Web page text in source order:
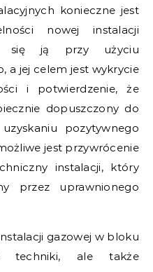
konieczne jest
nowej instalacji
się ją przy użyciu
a jej celem jest wykrycie
i potwierdzenie, że
dopuszczony do
pozytywnego
jest przywrócenie
instalacji, który
przez uprawnionego
gazowej w bloku
ale także